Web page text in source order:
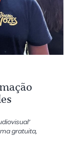
gratuita,